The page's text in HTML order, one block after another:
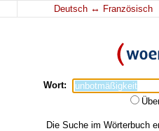
Deutsch ↔ Französisch
Wort:
Die Suche im Wörterbuch